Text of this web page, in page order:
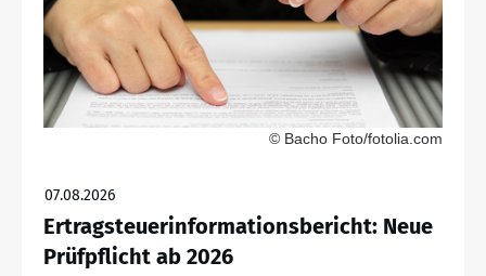
© Bacho Foto/fotolia.com
07.08.2026
Ertragsteuerinformationsbericht: Neue
Prüfpflicht ab 2026